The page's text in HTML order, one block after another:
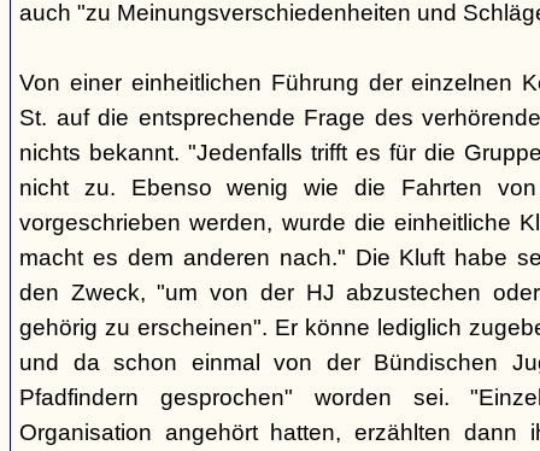
auch "zu Meinungsverschiedenheiten und
Von einer einheitlichen Führung der einzelnen
St. auf die entsprechende Frage des
nichts bekannt. "Jedenfalls trifft es für die
nicht zu. Ebenso wenig wie die Fahrten
vorgeschrieben werden, wurde die einheitliche
macht es dem anderen nach." Die Kluft habe
den Zweck, "um von der HJ abzustechen
gehörig zu erscheinen". Er könne lediglich
und da schon einmal von der Bündischen
Pfadfindern gesprochen" worden sei.
Organisation angehört hatten, erzählten dann